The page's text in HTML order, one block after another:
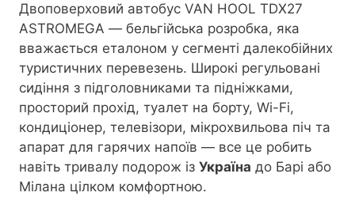
Двоповерховий автобус VAN HOOL TDX27
ASTROMEGA — бельгійська розробка, яка
вважається еталоном у сегменті далекобійних
туристичних перевезень. Широкі регульовані
сидіння з підголовниками та підніжками,
просторий прохід, туалет на борту, Wi-Fi,
кондиціонер, телевізори, мікрохвильова піч та
апарат для гарячих напоїв — все це робить
навіть тривалу подорож із Україна до Барі або
Мілана цілком комфортною.